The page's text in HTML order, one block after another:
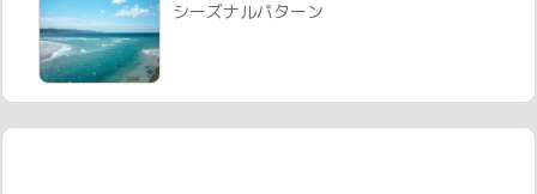
シーズナルパターン